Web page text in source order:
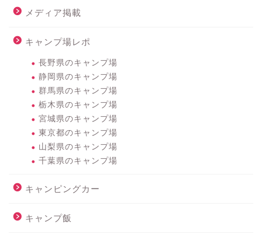
メディア掲載
キャンプ場レポ
長野県のキャンプ場
静岡県のキャンプ場
群馬県のキャンプ場
栃木県のキャンプ場
宮城県のキャンプ場
東京都のキャンプ場
山梨県のキャンプ場
千葉県のキャンプ場
キャンピングカー
キャンプ飯